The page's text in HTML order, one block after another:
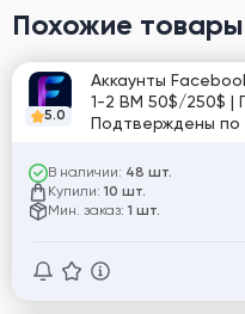
Похожие товары
5.0
Аккаунты
1-2 BM 50$/250$ |
Подтверждены по
Agent и Cookies |
Рег. USA IP
В наличии: 48 шт.
Купили: 10 шт.
Мин. заказ: 1 шт.